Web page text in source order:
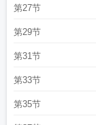
第27节
第29节
第31节
第33节
第35节